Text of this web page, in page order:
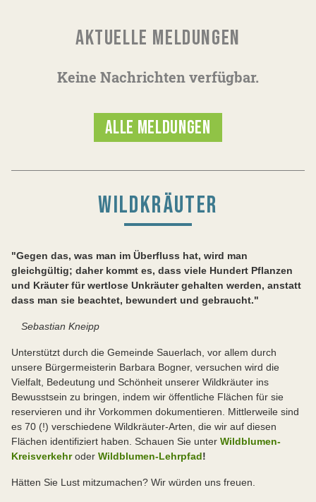
AKTUELLE MELDUNGEN
Keine Nachrichten verfügbar.
ALLE MELDUNGEN
WILDKRÄUTER
"Gegen das, was man im Überfluss hat, wird man
gleichgültig; daher kommt es, dass viele Hundert Pflanzen
und Kräuter für wertlose Unkräuter gehalten werden, anstatt
dass man sie beachtet, bewundert und gebraucht."
Sebastian Kneipp
Unterstützt durch die Gemeinde Sauerlach, vor allem durch
unsere Bürgermeisterin Barbara Bogner, versuchen wird die
Vielfalt, Bedeutung und Schönheit unserer Wildkräuter ins
Bewusstsein zu bringen, indem wir öffentliche Flächen für sie
reservieren und ihr Vorkommen dokumentieren. Mittlerweile sind
es 70 (!) verschiedene Wildkräuter-Arten, die wir auf diesen
Flächen identifiziert haben. Schauen Sie unter Wildblumen-
Kreisverkehroder Wildblumen-Lehrpfad!
Hätten Sie Lust mitzumachen? Wir würden uns freuen.